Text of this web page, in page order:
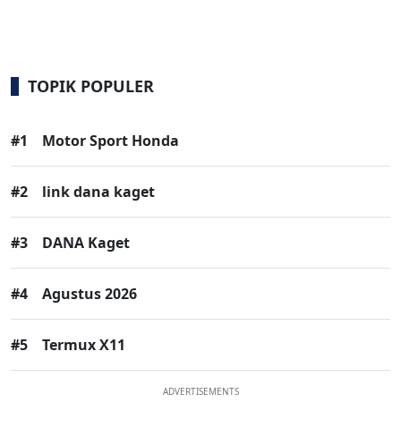
TOPIK POPULER
#1 Motor Sport Honda
#2 link dana kaget
#3 DANA Kaget
#4 Agustus 2026
#5 Termux X11
ADVERTISEMENTS